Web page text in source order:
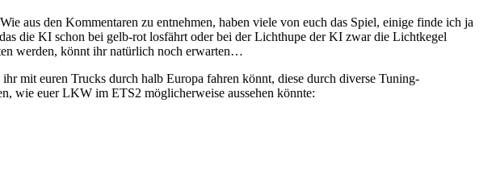
aus den Kommentaren zu entnehmen, haben viele von euch das Spiel, einige finde ich ja
die KI schon bei gelb-rot losfährt oder bei der Lichthupe der KI zwar die Lichtkegel
werden, könnt ihr natürlich noch erwarten…
mit euren Trucks durch halb Europa fahren könnt, diese durch diverse Tuning-
wie euer LKW im ETS2 möglicherweise aussehen könnte: